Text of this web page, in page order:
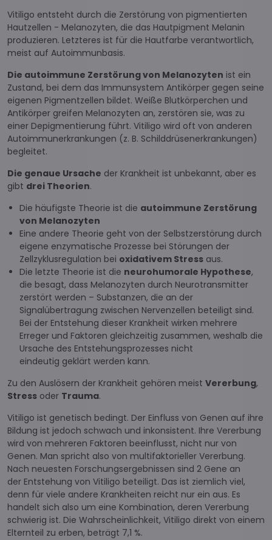
Vitiligo entsteht durch die Zerstörung von pigmentierten
Hautzellen - Melanozyten, die das Hautpigment Melanin
produzieren. Letzteres ist für die Hautfarbe verantwortlich,
meist auf Autoimmunbasis.
Die autoimmune Zerstörung von Melanozyten ist ein
Zustand, bei dem das Immunsystem Antikörper gegen seine
eigenen Pigmentzellen bildet. Weiße Blutkörperchen und
Antikörper greifen Melanozyten an, zerstören sie, was zu
einer Depigmentierung führt. Vitiligo wird oft von anderen
Autoimmunerkrankungen (z. B. Schilddrüsenerkrankungen)
begleitet.
Die genaue Ursache der Krankheit ist unbekannt, aber es
gibt drei Theorien.
Die häufigste Theorie ist die autoimmune Zerstörung
von Melanozyten
Eine andere Theorie geht von der Selbstzerstörung durch
eigene enzymatische Prozesse bei Störungen der
Zellzyklusregulation bei oxidativem Stress aus.
Die letzte Theorie ist die neurohumorale Hypothese,
die besagt, dass Melanozyten durch Neurotransmitter
zerstört werden – Substanzen, die an der
Signalübertragung zwischen Nervenzellen beteiligt sind.
Bei der Entstehung dieser Krankheit wirken mehrere
Erreger und Faktoren gleichzeitig zusammen, weshalb die
Ursache des Entstehungsprozesses nicht
eindeutig geklärt werden kann.
Zu den Auslösern der Krankheit gehören meist Vererbung,
Stress oder Trauma.
Vitiligo ist genetisch bedingt. Der Einfluss von Genen auf ihre
Bildung ist jedoch schwach und inkonsistent. Ihre Vererbung
wird von mehreren Faktoren beeinflusst, nicht nur von
Genen. Man spricht also von multifaktorieller Vererbung.
Nach neuesten Forschungsergebnissen sind 2 Gene an
der Entstehung von Vitiligo beteiligt. Das ist ziemlich viel,
denn für viele andere Krankheiten reicht nur ein aus. Es
handelt sich also um eine Kombination, deren Vererbung
schwierig ist. Die Wahrscheinlichkeit, Vitiligo direkt von einem
Elternteil zu erben, beträgt 7,1 %.